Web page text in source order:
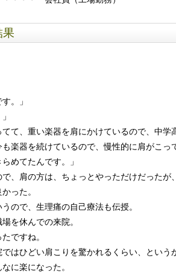
果
。」
てて、重い楽器を肩にかけているので、中学
楽器を続けているので、慢性的に肩がこっ
めてたんです。」
、肩の方は、ちょっとやっただけだったが
った。
ので、生理痛の自己療法も伝授。
を休んでの来院。
ですね。
ではひどい肩こりを驚かれるくらい、という
に楽になった。